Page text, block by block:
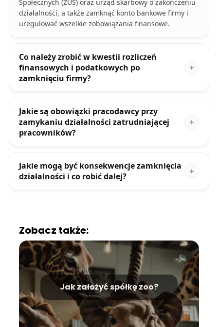
Społecznych (ZUS) oraz urząd skarbowy o zakończeniu
działalności, a także zamknąć konto bankowe firmy i
uregulować wszelkie zobowiązania finansowe.
Co należy zrobić w kwestii rozliczeń
finansowych i podatkowych po
zamknięciu firmy?
Jakie są obowiązki pracodawcy przy
zamykaniu działalności zatrudniającej
pracowników?
Jakie mogą być konsekwencje zamknięcia
działalności i co robić dalej?
Zobacz także:
Jak założyć spółkę zoo?